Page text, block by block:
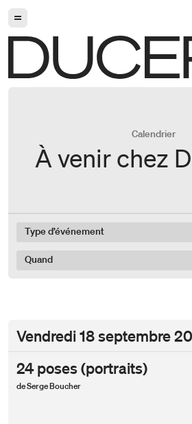
Calendrier
À venir chez
Vendredi 18 septembre
24 poses (portraits)
de Serge Boucher